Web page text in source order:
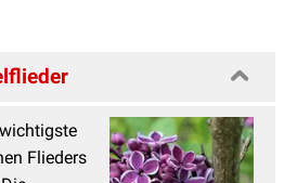
Flieders